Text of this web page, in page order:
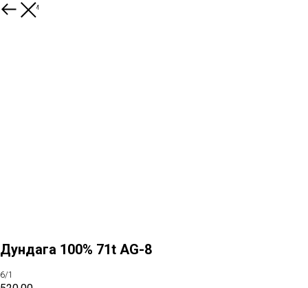
К товарам
Дундага 100% 71t AG-8
6/1